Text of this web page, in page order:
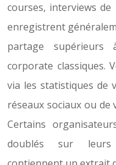
courses, interviews
enregistrent
partage supérieurs
corporate classiques.
via les statistiques de
réseaux sociaux ou
Certains
doublés sur leurs